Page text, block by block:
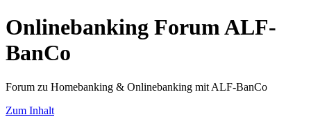
Onlinebanking Forum ALF-
BanCo
Forum zu Homebanking & Onlinebanking mit ALF-BanCo
Zum Inhalt